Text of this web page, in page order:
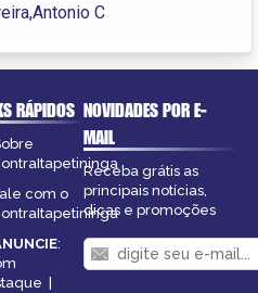
C
RÁPIDOS
com o
:
|
NOVIDADES POR E-
MAIL
Receba grátis as
principais notícias,
dicas e promoções